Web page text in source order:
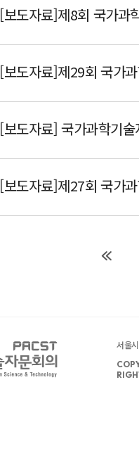
[보도자료]제8회 국가과
[보도자료]제29회 국가
[보도자료] 국가과학기
[보도자료]제27회 국가
서울